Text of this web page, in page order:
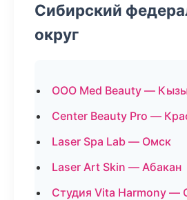
Сибирский
округ
ООО Med Beauty —
Center Beauty Pro —
Laser Spa Lab — Омск
Laser Art Skin — Абакан
Студия Vita Harmony —